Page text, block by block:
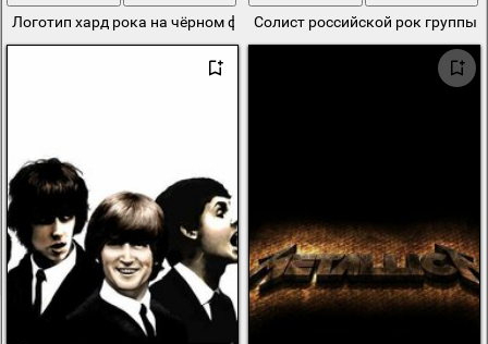
Логотип хард рока на чёрном фонеСолист российской рок группы